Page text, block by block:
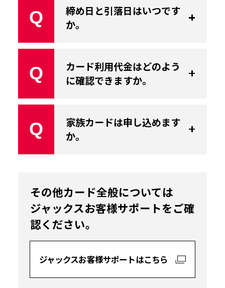
Q
締め日と引落日はいつです
か。
Q
カード利用代金はどのよう
に確認できますか。
Q
家族カードは申し込めます
か。
その他カード全般については
ジャックスお客様サポートをご確
認ください。
ジャックスお客様サポートはこちら